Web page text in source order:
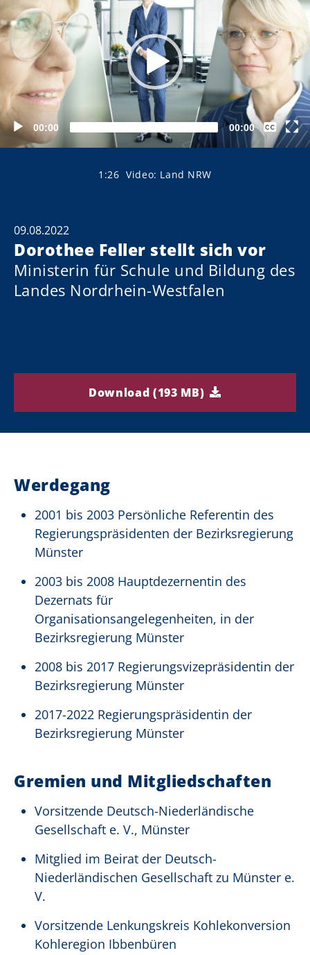
00:00 00:00Keine
Closed
1:26 Video: Land NRW
09.08.2022
Dorothee Feller stellt sich vor
Ministerin für Schule und Bildung des
Landes Nordrhein-Westfalen
Download (193 MB)
Werdegang
2001 bis 2003 Persönliche Referentin des
Regierungspräsidenten der Bezirksregierung
Münster
2003 bis 2008 Hauptdezernentin des
Dezernats für
Organisationsangelegenheiten, in der
Bezirksregierung Münster
2008 bis 2017 Regierungsvizepräsidentin der
Bezirksregierung Münster
2017-2022 Regierungspräsidentin der
Bezirksregierung Münster
Gremien und Mitgliedschaften
Vorsitzende Deutsch-Niederländische
Gesellschaft e. V., Münster
Mitglied im Beirat der Deutsch-
Niederländischen Gesellschaft zu Münster e.
V.
Vorsitzende Lenkungskreis Kohlekonversion
Kohleregion Ibbenbüren